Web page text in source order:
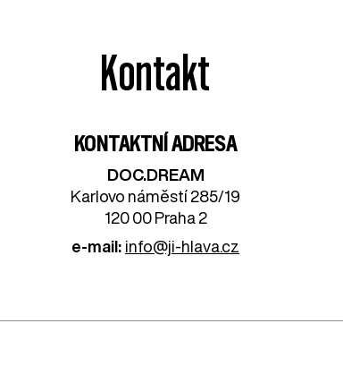
Kontakt
KONTAKTNÍ ADRESA
DOC.DREAM​
Karlovo náměstí 285/19
120 00 Praha 2
e-mail: info@ji-hlava.cz